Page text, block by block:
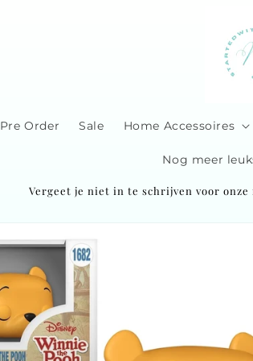
Pre Order Sale Home Accessoires
Nog meer
Vergeet je niet in te schrijven voor